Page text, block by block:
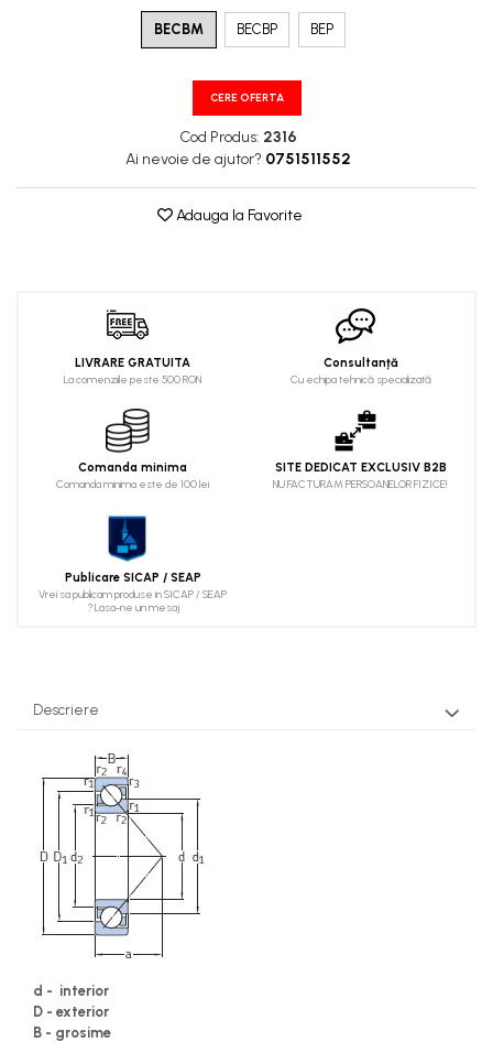
BECBM BECBP BEP
CERE OFERTA
Cod Produs: 2316
Ai nevoie de ajutor? 0751511552
Adauga la Favorite
LIVRARE GRATUITA
La comenziile peste 500 RON
Consultanță
Cu echipa tehnică specializată
Comanda minima
Comanda minima este de 100 lei
SITE DEDICAT EXCLUSIV B2B
NU FACTURAM PERSOANELOR FIZICE!
Publicare SICAP / SEAP
Vrei sa publicam produse in SICAP / SEAP
? Lasa-ne un mesaj
Descriere
d - interior
D - exterior
B - grosime